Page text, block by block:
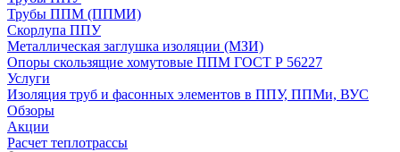
Трубы ППМ (ППМИ)
Скорлупа ППУ
Металлическая заглушка изоляции (МЗИ)
Опоры скользящие хомутовые ППМ ГОСТ Р 56227
Услуги
Изоляция труб и фасонных элементов в ППУ, ППМи, ВУС
Обзоры
Акции
Расчет теплотрассы